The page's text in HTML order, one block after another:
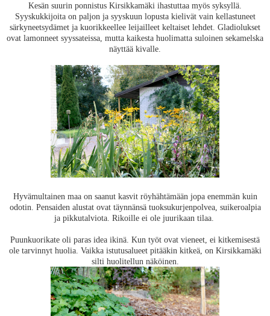
Kesän suurin ponnistus Kirsikkamäki ihastuttaa myös syksyllä.
Syyskukkijoita on paljon ja syyskuun lopusta kielivät vain kellastuneet
särkyneetsydämet ja kuorikkeellee leijailleet keltaiset lehdet. Gladiolukset
ovat lamonneet syyssateissa, mutta kaikesta huolimatta suloinen sekamelska
näyttää kivalle.
Hyvämultainen maa on saanut kasvit röyhähtämään jopa enemmän kuin
odotin. Pensaiden alustat ovat täynnänsä tuoksukurjenpolvea, suikeroalpia
ja pikkutalviota. Rikoille ei ole juurikaan tilaa.
Puunkuorikate oli paras idea ikinä. Kun työt ovat vieneet, ei kitkemisestä
ole tarvinnyt huolia. Vaikka istutusalueet pitääkin kitkeä, on Kirsikkamäki
silti huolitellun näköinen.